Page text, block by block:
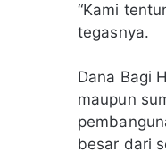
“Kami
tegasnya.
Dana Bagi
maupun
besar dari